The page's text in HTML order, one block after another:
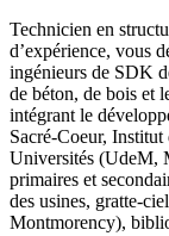
Technicien en
d’expérience, vous
ingénieurs de SDK
de béton, de bois et
intégrant le
Sacré-Coeur,
Universités (UdeM,
primaires et
des usines, gratte-
Montmorency),